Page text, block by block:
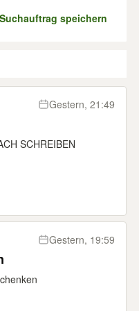
Suchauftrag speichern
Gestern, 21:49
SCHREIBEN
Gestern, 19:59